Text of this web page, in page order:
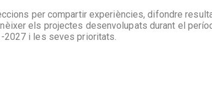
per compartir experiències, difondre
els projectes desenvolupats durant el
2027 i les seves prioritats.